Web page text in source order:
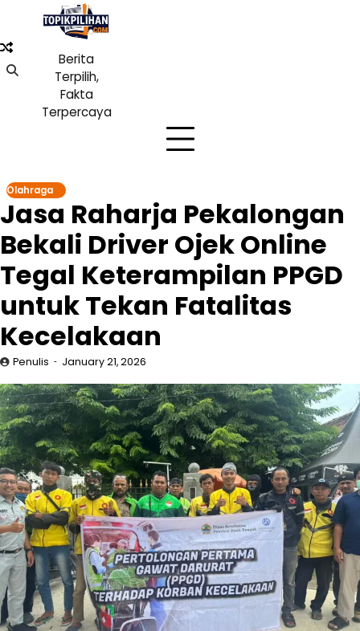
content
Berita
Terpilih,
Fakta
Terpercaya
Olahraga
Jasa Raharja Pekalongan
Bekali Driver Ojek Online
Tegal Keterampilan PPGD
untuk Tekan Fatalitas
Kecelakaan
Penulis January 21, 2026